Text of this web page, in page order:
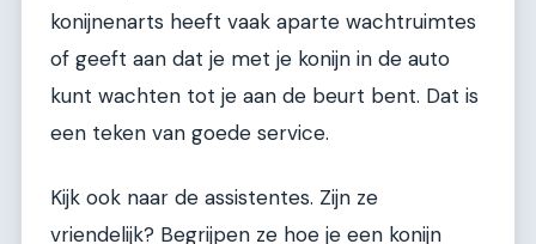
konijnenarts heeft vaak aparte wachtruimtes
of geeft aan dat je met je konijn in de auto
kunt wachten tot je aan de beurt bent. Dat is
een teken van goede service.
Kijk ook naar de assistentes. Zijn ze
vriendelijk? Begrijpen ze hoe je een konijn